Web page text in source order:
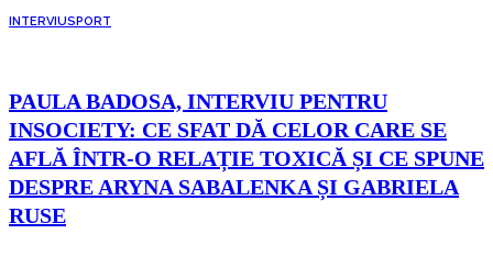
INTERVIUSPORT
PAULA BADOSA, INTERVIU PENTRU
INSOCIETY: CE SFAT DĂ CELOR CARE SE
AFLĂ ÎNTR-O RELAȚIE TOXICĂ ȘI CE SPUNE
DESPRE ARYNA SABALENKA ȘI GABRIELA
RUSE